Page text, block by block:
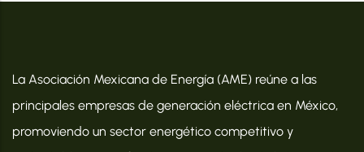
La Asociación Mexicana de Energía (AME) reúne a las
principales empresas de generación eléctrica en México,
promoviendo un sector energético competitivo y